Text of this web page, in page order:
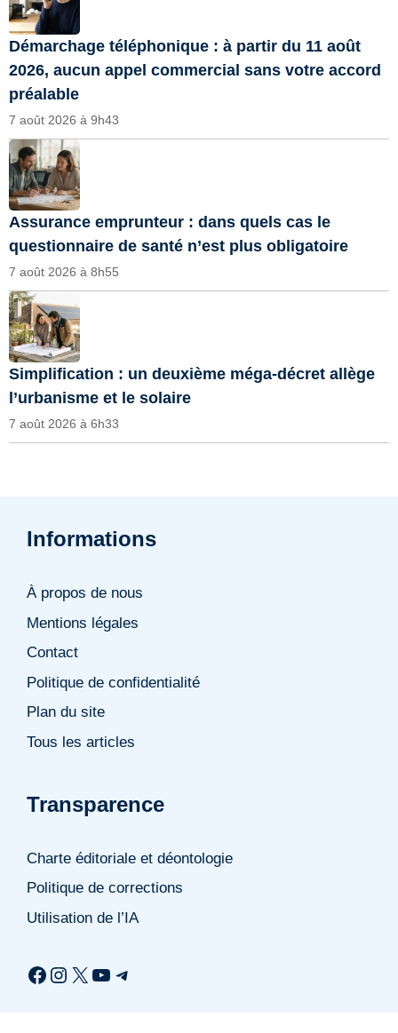
Démarchage téléphonique : à partir du 11 août
2026, aucun appel commercial sans votre accord
préalable
7 août 2026 à 9h43
Assurance emprunteur : dans quels cas le
questionnaire de santé n’est plus obligatoire
7 août 2026 à 8h55
Simplification : un deuxième méga-décret allège
l’urbanisme et le solaire
7 août 2026 à 6h33
Informations
À propos de nous
Mentions légales
Contact
Politique de confidentialité
Plan du site
Tous les articles
Transparence
Charte éditoriale et déontologie
Politique de corrections
Utilisation de l’IA
Facebook
Instagram
X YouTube
Telegram